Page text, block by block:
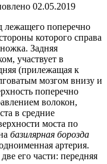
02.05.2019
лежащего поперечно
которого справа
Задняя
участвует в
(прилежащая к
мозгом внизу и
поперечно
волокон,
в средние
моста по
базилярная борозда
артерия.
его части: передняя